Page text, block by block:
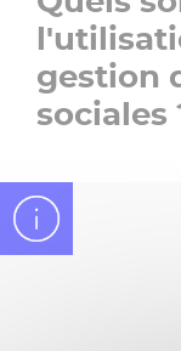
gestion
sociales